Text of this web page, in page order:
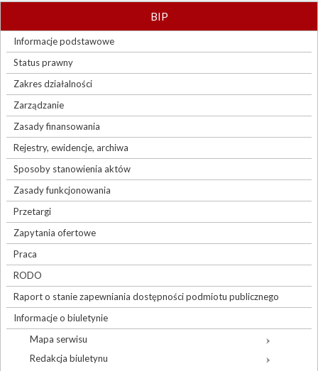
BIP
Informacje podstawowe
Status prawny
Zakres działalności
Zarządzanie
Zasady finansowania
Rejestry, ewidencje, archiwa
Sposoby stanowienia aktów
Zasady funkcjonowania
Przetargi
Zapytania ofertowe
Praca
RODO
Raport o stanie zapewniania dostępności podmiotu publicznego
Informacje o biuletynie
Mapa serwisu
Redakcja biuletynu